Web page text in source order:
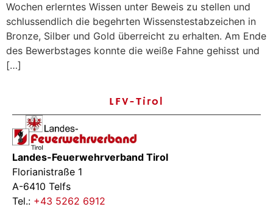
Wochen erlerntes Wissen unter Beweis zu stellen und
schlussendlich die begehrten Wissenstestabzeichen in
Bronze, Silber und Gold überreicht zu erhalten. Am Ende
des Bewerbstages konnte die weiße Fahne gehisst und
[…]
LFV-Tirol
Landes-Feuerwehrverband Tirol
Florianistraße 1
A-6410 Telfs
Tel.: +43 5262 6912